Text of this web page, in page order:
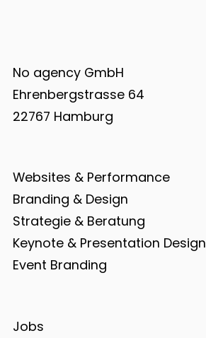
No agency GmbH
Ehrenbergstrasse 64
22767 Hamburg
Websites & Performance
Branding & Design
Strategie & Beratung
Keynote & Presentation Design
Event Branding
Jobs